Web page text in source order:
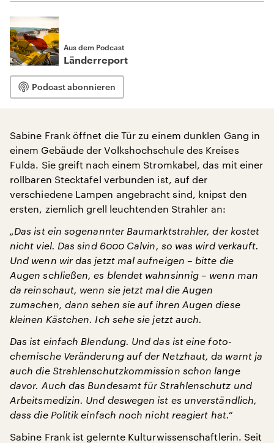
Aus dem Podcast
Länderreport
Podcast abonnieren
Sabine Frank öffnet die Tür zu einem dunklen Gang in
einem Gebäude der Volkshochschule des Kreises
Fulda. Sie greift nach einem Stromkabel, das mit einer
rollbaren Stecktafel verbunden ist, auf der
verschiedene Lampen angebracht sind, knipst den
ersten, ziemlich grell leuchtenden Strahler an:
„Das ist ein sogenannter Baumarktstrahler, der kostet
nicht viel. Das sind 6000 Calvin, so was wird verkauft.
Und wenn wir das jetzt mal aufneigen – bitte die
Augen schließen, es blendet wahnsinnig – wenn man
da reinschaut, wenn sie jetzt mal die Augen
zumachen, dann sehen sie auf ihren Augen diese
kleinen Kästchen. Ich sehe sie jetzt auch.
Das ist einfach Blendung. Und das ist eine foto-
chemische Veränderung auf der Netzhaut, da warnt ja
auch die Strahlenschutzkommission schon lange
davor. Auch das Bundesamt für Strahlenschutz und
Arbeitsmedizin. Und deswegen ist es unverständlich,
dass die Politik einfach noch nicht reagiert hat.“
Sabine Frank ist gelernte Kulturwissenschaftlerin. Seit